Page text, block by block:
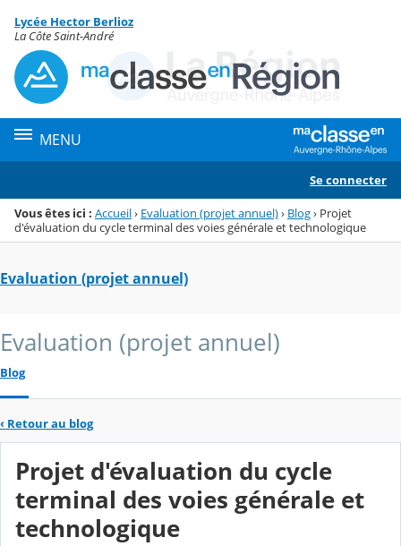
Menu de la rubrique
Contenu
Lycée Hector Berlioz
La Côte Saint-André
MENU
Se connecter
Vous êtes ici : Accueil› Evaluation (projet annuel)› Blog› Projet
d'évaluation du cycle terminal des voies générale et technologique
Evaluation (projet annuel)
Evaluation (projet annuel)
Blog
‹ Retour au blog
Projet d'évaluation du cycle
terminal des voies générale et
technologique